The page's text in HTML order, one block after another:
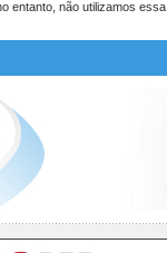
entanto, não utilizamos